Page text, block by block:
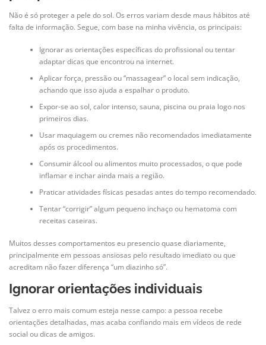
Não é só proteger a pele do sol. Os erros variam desde maus hábitos até
falta de informação. Segue, com base na minha vivência, os principais:
Ignorar as orientações específicas do profissional ou tentar
adaptar dicas que encontrou na internet.
Aplicar força, pressão ou “massagear” o local sem indicação,
achando que isso ajuda a espalhar o produto.
Expor-se ao sol, calor intenso, sauna, piscina ou praia logo nos
primeiros dias.
Usar maquiagem ou cremes não recomendados imediatamente
após os procedimentos.
Consumir álcool ou alimentos muito processados, o que pode
inflamar e inchar ainda mais a região.
Praticar atividades físicas pesadas antes do tempo recomendado.
Tentar “corrigir” algum pequeno inchaço ou hematoma com
receitas caseiras.
Muitos desses comportamentos eu presencio quase diariamente,
principalmente em pessoas ansiosas pelo resultado imediato ou que
acreditam não fazer diferença “um diazinho só”.
Ignorar orientações individuais
Talvez o erro mais comum esteja nesse campo: a pessoa recebe
orientações detalhadas, mas acaba confiando mais em vídeos de rede
social ou dicas de amigos.